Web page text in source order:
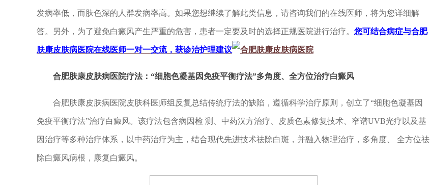
发病率低，而肤色深的人群发病率高。如果您想继续了解此类信息，请咨询我们的在线医师，将为您详细解
答。另外，为了避免白癜风产生严重的危害，患者一定要及时的选择正规医院进行治疗。 您可结合病症与合肥
肤康皮肤病医院在线医师一对一交流，获诊治护理建议
合肥肤康皮肤病医院疗法： “细胞色凝基因免疫平衡疗法”多角度、全方位治疗白癜风
合肥肤康皮肤病医院皮肤科医师组反复总结传统疗法的缺陷，遵循科学治疗原则，创立了“细胞色凝基因
免疫平衡疗法”治疗白癜风。该疗法包含病因检 测、中药汉方治疗、皮质色素修复技术、窄谱UVB光疗以及基
因治疗等多种治疗体系，以中药治疗为主，结合现代先进技术祛除白斑，并融入物理治疗，多角度、 全方位祛
除白癜风病根，康复白癜风。